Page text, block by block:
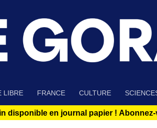
LIBRE FRANCE CULTURE
disponible en journal papier !